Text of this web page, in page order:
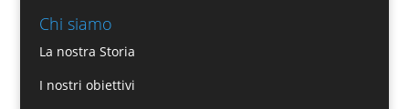
Chi siamo
La nostra Storia
I nostri obiettivi